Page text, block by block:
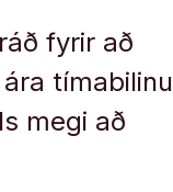
fyrir að
tímabilinu
megi að